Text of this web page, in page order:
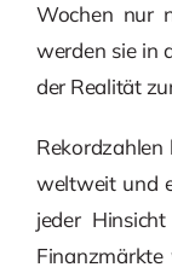
Wochen nur
werden sie in
der Realität
Rekordzahlen
weltweit und
jeder